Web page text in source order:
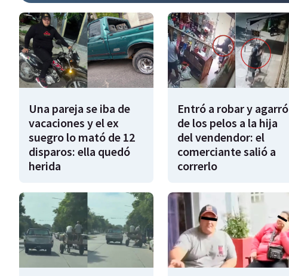
Una pareja se iba de
vacaciones y el ex
suegro lo mató de 12
disparos: ella quedó
herida
Entró a robar y agarró
de los pelos a la hija
del vendendor: el
comerciante salió a
correrlo